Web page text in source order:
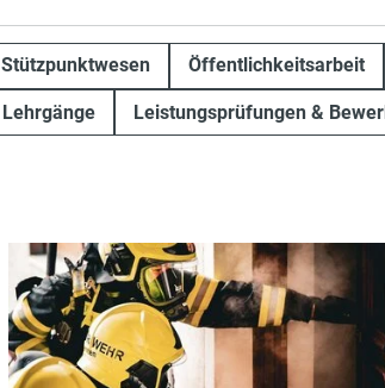
Stützpunktwesen Öffentlichkeitsarbeit
Lehrgänge Leistungsprüfungen &